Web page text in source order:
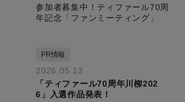
参加者募集中！ティファール70周
年記念「ファンミーティング」
PR情報
2026.05.13
「ティファール70周年川柳202
6」入選作品発表！